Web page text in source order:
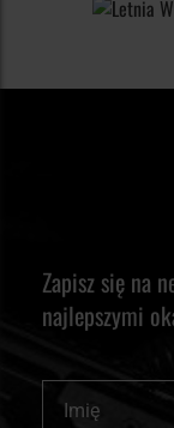
Zapisz się na
najlepszymi